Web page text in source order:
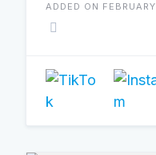
ADDED ON FEBRUARY